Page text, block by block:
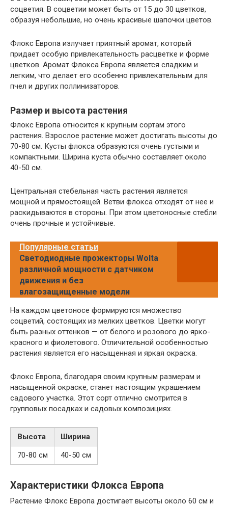
соцветия. В соцветии может быть от 15 до 30 цветков,
образуя небольшие, но очень красивые шапочки цветов.
Флокс Европа излучает приятный аромат, который
придает особую привлекательность расцветке и форме
цветков. Аромат Флокса Европа является сладким и
легким, что делает его особенно привлекательным для
пчел и других поллинизаторов.
Размер и высота растения
Флокс Европа относится к крупным сортам этого
растения. Взрослое растение может достигать высоты до
70-80 см. Кусты флокса образуются очень густыми и
компактными. Ширина куста обычно составляет около
40-50 см.
Центральная стебельная часть растения является
мощной и прямостоящей. Ветви флокса отходят от нее и
раскидываются в стороны. При этом цветоносные стебли
очень прочные и устойчивые.
Популярные статьи
Светодиодные прожекторы Wolta
различной мощности с датчиком
движения и без
влагозащищенные модели
На каждом цветоносе формируются множество
соцветий, состоящих из мелких цветков. Цветки могут
быть разных оттенков — от белого и розового до ярко-
красного и фиолетового. Отличительной особенностью
растения является его насыщенная и яркая окраска.
Флокс Европа, благодаря своим крупным размерам и
насыщенной окраске, станет настоящим украшением
садового участка. Этот сорт отлично смотрится в
групповых посадках и садовых композициях.
Высота
Ширина
70-80 см
40-50 см
Характеристики Флокса Европа
Растение Флокс Европа достигает высоты около 60 см и